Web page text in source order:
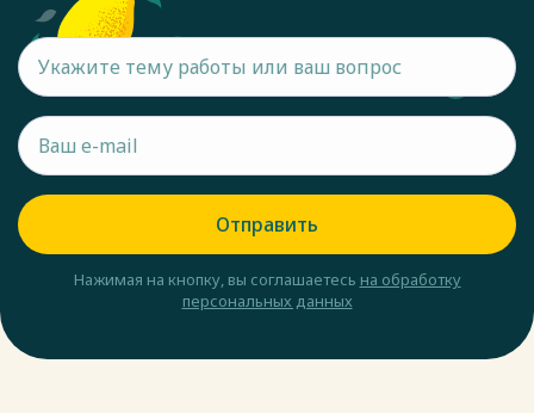
Отправить
Нажимая на кнопку, вы соглашаетесь на обработку
персональных данных